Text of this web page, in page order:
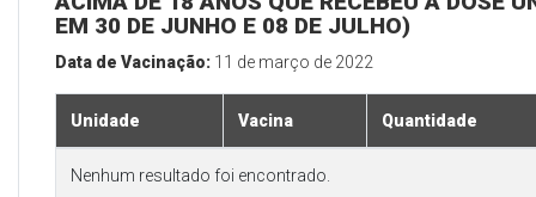
EM 30 DE JUNHO E 08 DE JULHO)
Data de Vacinação: 11 de março de 2022
Unidade Vacina Quantidade
Nenhum resultado foi encontrado.